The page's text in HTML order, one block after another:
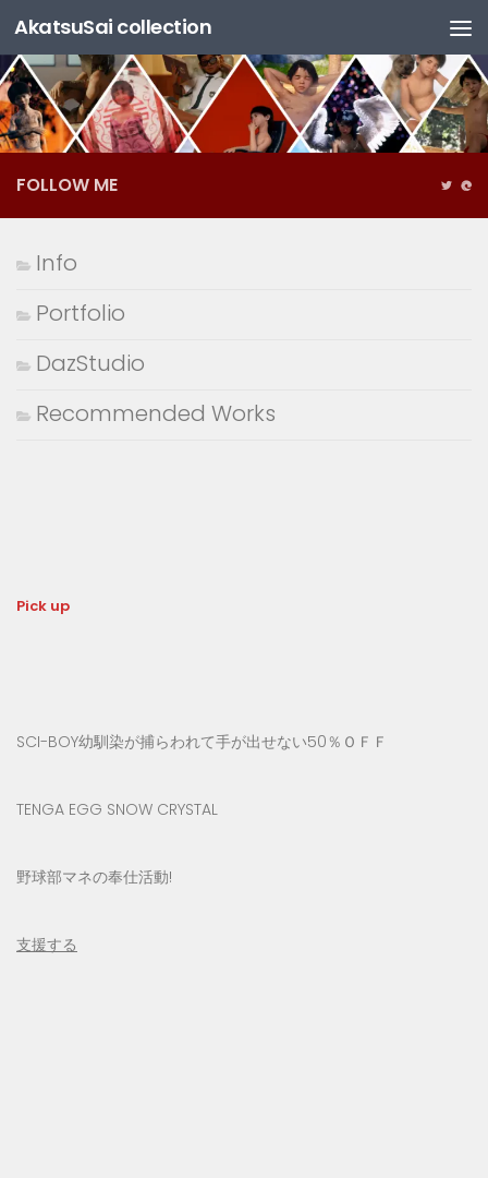
コンテンツへスキップ
AkatsuSai collection
FOLLOW ME
Info
Portfolio
DazStudio
Recommended Works
Pick up
SCI-BOY幼馴染が捕らわれて手が出せない50％ＯＦＦ
TENGA EGG SNOW CRYSTAL
野球部マネの奉仕活動!
支援する